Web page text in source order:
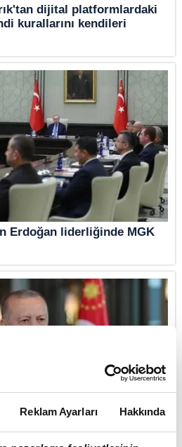
Reklam Ayarları Hakkında
dijital platformlardaki
kurallarını kendileri
Erdoğan liderliğinde MGK